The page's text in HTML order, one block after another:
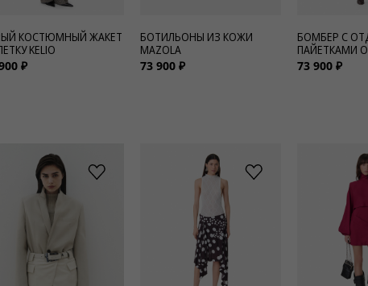
КОСТЮМНЫЙ ЖАКЕТ
KELIO
₽
БОТИЛЬОНЫ ИЗ КОЖИ
MAZOLA
73 900 ₽
БОМБЕР С
ПАЙЕТКАМИ
73 900 ₽